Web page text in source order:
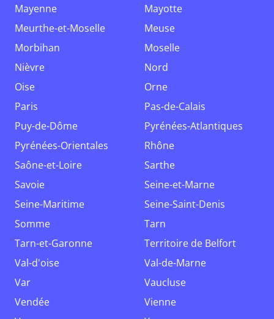
Mayenne
Mayotte
Meurthe-et-Moselle
Meuse
Morbihan
Moselle
Nièvre
Nord
Oise
Orne
Paris
Pas-de-Calais
Puy-de-Dôme
Pyrénées-Atlantiques
Pyrénées-Orientales
Rhône
Saône-et-Loire
Sarthe
Savoie
Seine-et-Marne
Seine-Maritime
Seine-Saint-Denis
Somme
Tarn
Tarn-et-Garonne
Territoire de Belfort
Val-d'oise
Val-de-Marne
Var
Vaucluse
Vendée
Vienne